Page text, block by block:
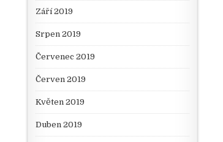
Září 2019
Srpen 2019
Červenec 2019
Červen 2019
Květen 2019
Duben 2019